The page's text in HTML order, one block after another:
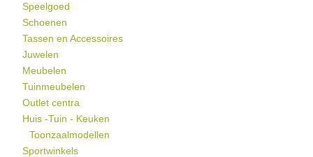
Speelgoed
Schoenen
Tassen en Accessoires
Juwelen
Meubelen
Tuinmeubelen
Outlet centra
Huis -Tuin - Keuken
Toonzaalmodellen
Sportwinkels